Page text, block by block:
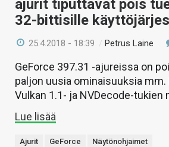
ajurit tiputtavat pois
32-bittisille
25.4.2018 - 18:39 /Petrus Laine
GeForce 397.31 -ajureissa on
paljon uusia ominaisuuksia mm.
Vulkan 1.1- ja NVDecode-tukien
Lue lisää
Ajurit GeForce Näytönohjaimet